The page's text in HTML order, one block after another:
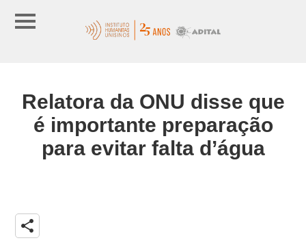
Relatora da ONU disse que
é importante preparação
para evitar falta d’água
share